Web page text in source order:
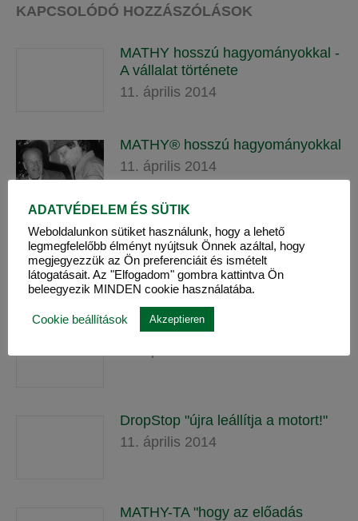
KAPCSOLÓDÓ HOZZÁSZÓLÁSOK
MATHY hosszú hagyományokkal -
A vállalat története
11. április 2014
MATHY® hosszú hagyományokkal
11. április 2014
MATHY-WS "a karbantartó spray a
szélsőségekhez!"
11. április 2014
MATHY-G "a terepjáró kenőanyag"
DropStop "újra leállítja a motort!"
11. április 2014
MATHY-TA "hogy az előadás
ADATVÉDELEM ÉS SÜTIK
Weboldalunkon sütiket használunk, hogy a lehető
legmegfelelőbb élményt nyújtsuk Önnek azáltal, hogy
megjegyezzük az Ön preferenciáit és ismételt
látogatásait. Az "Elfogadom" gombra kattintva Ön
beleegyezik MINDEN cookie használatába.
Cookie beállítások Akzeptieren